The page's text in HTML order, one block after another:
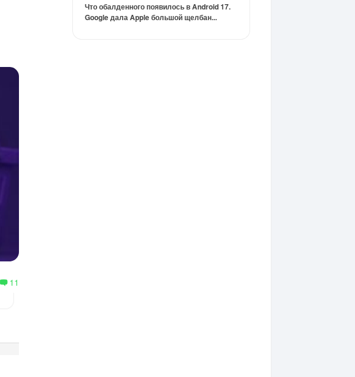
11
Что обалденного появилось в Android 17.
Google дала Apple большой щелбан...